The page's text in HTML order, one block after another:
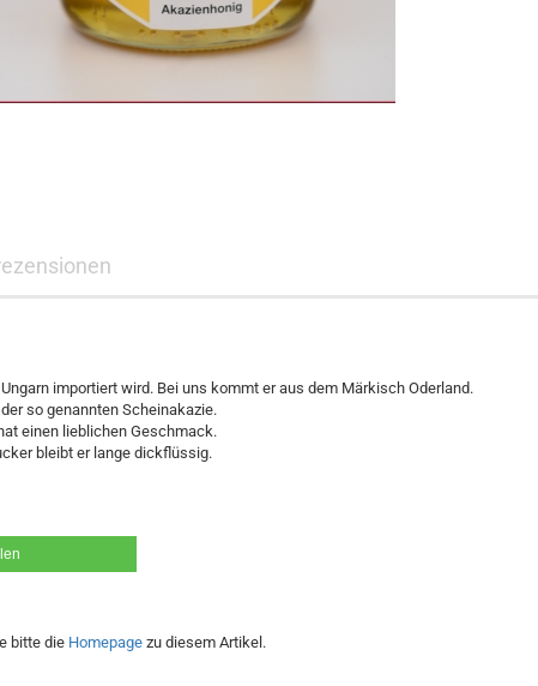
importiert wird. Bei uns kommt er aus dem Märkisch Oderland.
so genannten Scheinakazie.
einen lieblichen Geschmack.
bleibt er lange dickflüssig.
bitte die Homepage zu diesem Artikel.